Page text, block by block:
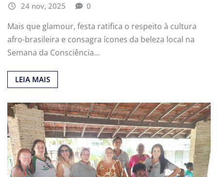
24 nov, 2025 0
Mais que glamour, festa ratifica o respeito à cultura
afro-brasileira e consagra ícones da beleza local na
Semana da Consciência…
LEIA MAIS